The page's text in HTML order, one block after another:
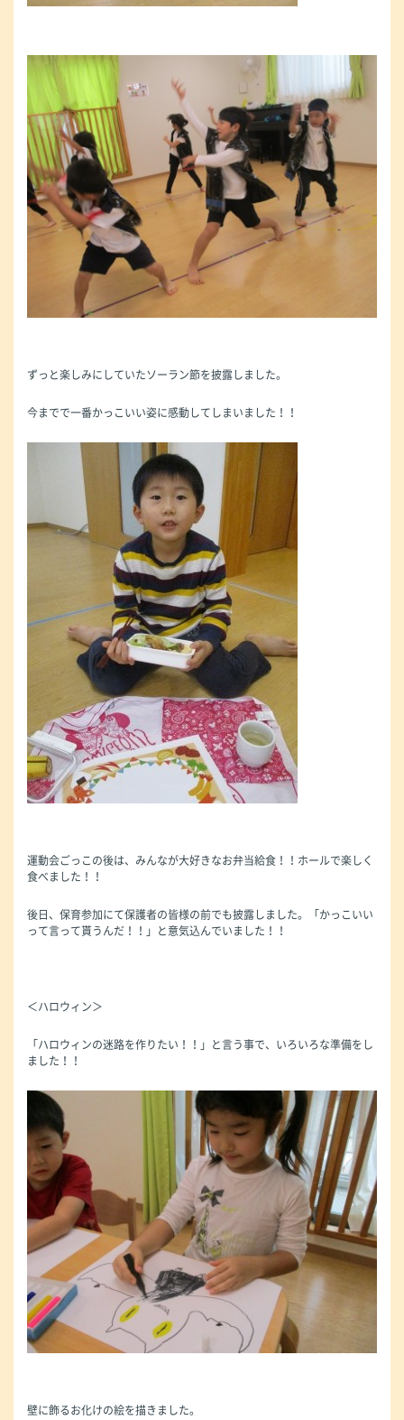
ずっと楽しみにしていたソーラン節を披露しました。
今までで一番かっこいい姿に感動してしまいました！！
運動会ごっこの後は、みんなが大好きなお弁当給食！！ホールで楽しく
食べました！！
後日、保育参加にて保護者の皆様の前でも披露しました。「かっこいい
って言って貰うんだ！！」と意気込んでいました！！
＜ハロウィン＞
「ハロウィンの迷路を作りたい！！」と言う事で、いろいろな準備をし
ました！！
壁に飾るお化けの絵を描きました。